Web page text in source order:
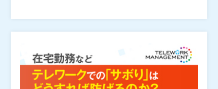
ニアは高い評価を得るために、求められるスキルを伸長
させようと努力をしていきます。 その結果、エンジニ
てのスキルセットが歪になるだけではなく、エンジニア
が身に着けている能力がそれぞれ複雑に異なるため、
個々の実力を正しく把握した上で適切な業務を任せるこ
くばかりだからです。
長として、個人のスキルや担当した案件はもちろん、面
談結果や他者からの評価といった項目も紐づけが可能で
キルセットを見える化し、「どの人材がどのようなスキ
ルをどの程度のレベルで保有しているか」や、「組織内
で不足しているスキル」といった情報も容易に確認でき
株式会社オープンソース活用研究所（
） マジセミ株式
会社（） ※共催、協賛、協力、講演企業は将来的に追
加、削除される可能性があります。